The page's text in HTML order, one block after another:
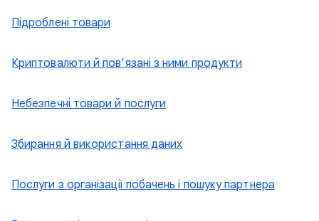
Підроблені товари
Криптовалюти й пов’язані з ними продукти
Небезпечні товари й послуги
Збирання й використання даних
Послуги з організації побачень і пошуку партнера